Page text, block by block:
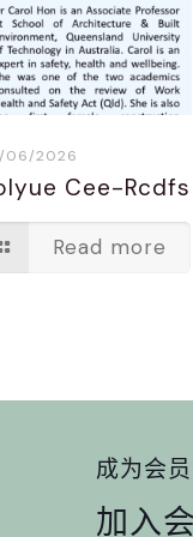
06/2026
Cee-
Read more
成为会员
加入